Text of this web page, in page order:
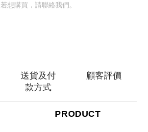
若想購買，請聯絡我們。
送貨及付
款方式
顧客評價
PRODUCT